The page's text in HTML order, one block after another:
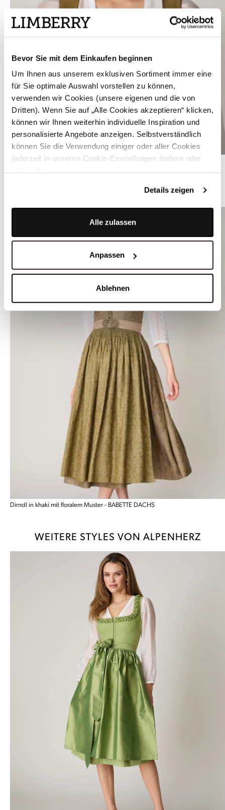
Bevor Sie mit dem Einkaufen beginnen
Um Ihnen aus unserem exklusiven Sortiment immer eine
für Sie optimale Auswahl vorstellen zu können,
verwenden wir Cookies (unsere eigenen und die von
Dritten). Wenn Sie auf „Alle Cookies akzeptieren“ klicken,
können wir Ihnen weiterhin individuelle Inspiration und
personalisierte Angebote anzeigen. Selbstverständlich
können Sie die Verwendung einiger oder aller Cookies
jederzeit in unseren Cookie-Einstellungen ändern oder
Details zeigen
Alle zulassen
Anpassen
Ablehnen
Weiße Langarm-Dirndlbluse - HARPER
ÄHNLICHE PRODUKTE
Dirndl in khaki mit floralem Muster - BABETTE DACHS
WEITERE STYLES VON ALPENHERZ